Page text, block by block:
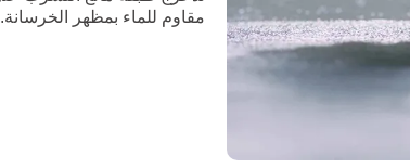
مقاوم للماء بمظهر الخرسانة.